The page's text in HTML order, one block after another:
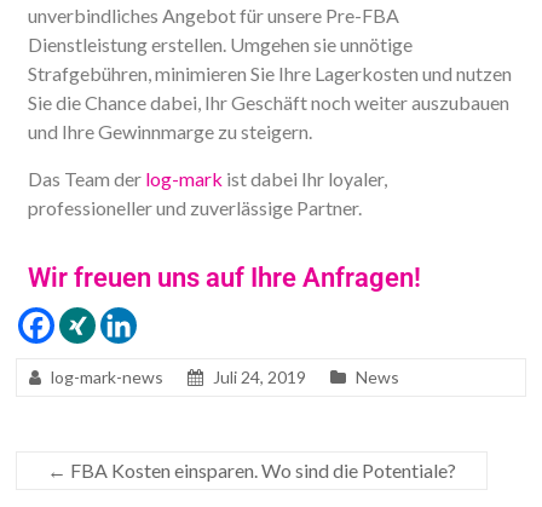
unverbindliches Angebot für unsere Pre-FBA
Dienstleistung erstellen. Umgehen sie unnötige
Strafgebühren, minimieren Sie Ihre Lagerkosten und nutzen
Sie die Chance dabei, Ihr Geschäft noch weiter auszubauen
und Ihre Gewinnmarge zu steigern.
Das Team der log-mark ist dabei Ihr loyaler,
professioneller und zuverlässige Partner.
Wir freuen uns auf Ihre Anfragen!
log-mark-news Juli 24, 2019 News
← FBA Kosten einsparen. Wo sind die Potentiale?